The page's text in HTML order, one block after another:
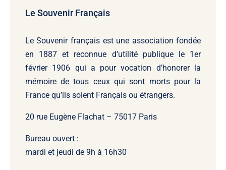
Le Souvenir Français
Le Souvenir français est une association fondée
en 1887 et reconnue d’utilité publique le 1er
février 1906 qui a pour vocation d’honorer la
mémoire de tous ceux qui sont morts pour la
France qu’ils soient Français ou étrangers.
20 rue Eugène Flachat – 75017 Paris
Bureau ouvert :
mardi et jeudi de 9h à 16h30